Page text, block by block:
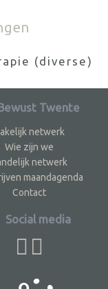
(diverse)
Twente
netwerk
Wie zijn we
netwerk
maandagenda
Contact
Social media